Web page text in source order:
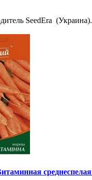
SeedEra
среднеспелая